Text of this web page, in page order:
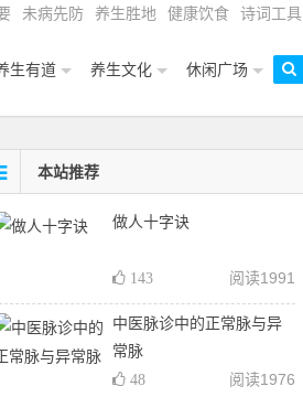
未病先防 养生胜地 健康饮食 诗词工具
生有道 养生文化 休闲广场
本站推荐
做人十字诀
阅读1991
143
中医脉诊中的正常脉与异
常脉
阅读1976
48